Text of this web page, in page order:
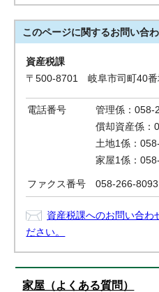
このページに関するお問い合
資産税課
〒500-8701 岐阜市司町40
電話番号
管理係：058-
償却資産係：
土地1係：
家屋1係：
ファクス番号 058-266-8093
資産税課へのお問い合わ
ださい。
家屋（よくある質問）